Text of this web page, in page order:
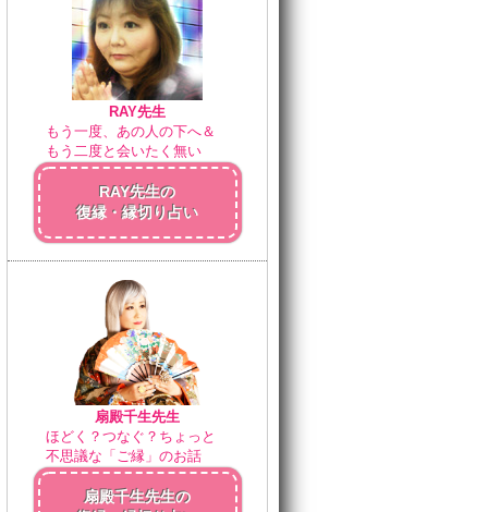
RAY先生
もう一度、あの人の下へ＆
もう二度と会いたく無い
RAY先生の
復縁・縁切り占い
扇殿千生先生
ほどく？つなぐ？ちょっと
不思議な「ご縁」のお話
扇殿千生先生の